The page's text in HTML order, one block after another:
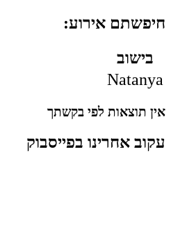
חיפשתם אירוע:
בישוב
Natanya
אין תוצאות לפי בקשתך
עקוב אחרינו בפייסבוק